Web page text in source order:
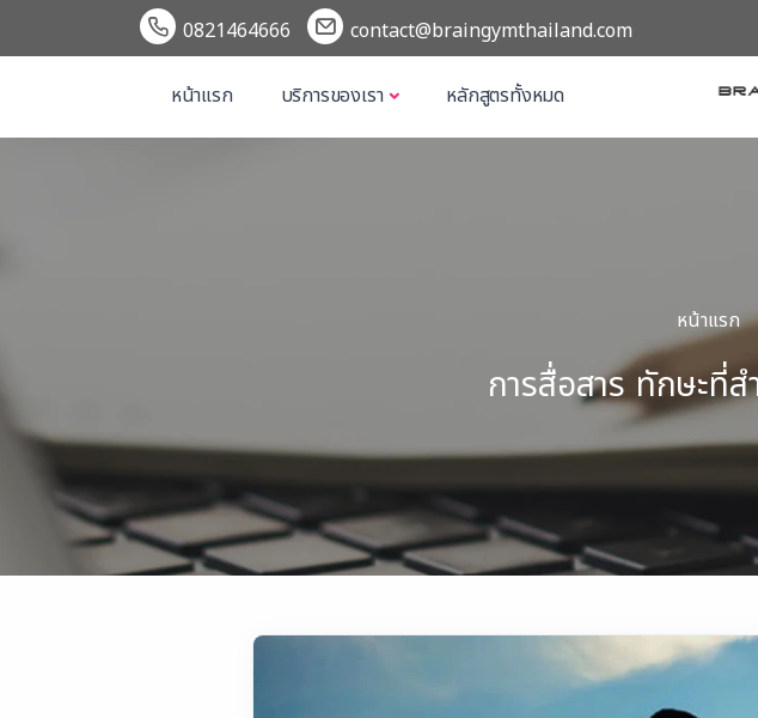
0821464666 contact@braingymthailand.com
หน้าแรก บริการของเรา หลักสูตรทั้งหมด
หน้าแรก
การสื่อสาร ทักษะที่